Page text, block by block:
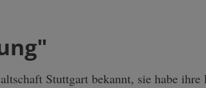
Stuttgart bekannt, sie habe